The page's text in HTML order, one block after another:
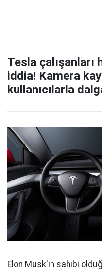
Tesla çalışanları
iddia! Kamera
kullanıcılarla
Elon Musk'ın sahibi